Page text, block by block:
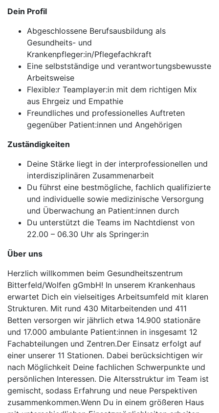
Dein Profil
Abgeschlossene Berufsausbildung als
Gesundheits- und
Krankenpfleger:in/Pflegefachkraft
Eine selbstständige und verantwortungsbewusste
Arbeitsweise
Flexible:r Teamplayer:in mit dem richtigen Mix
aus Ehrgeiz und Empathie
Freundliches und professionelles Auftreten
gegenüber Patient:innen und Angehörigen
Zuständigkeiten
Deine Stärke liegt in der interprofessionellen und
interdisziplinären Zusammenarbeit
Du führst eine bestmögliche, fachlich qualifizierte
und individuelle sowie medizinische Versorgung
und Überwachung an Patient:innen durch
Du unterstützt die Teams im Nachtdienst von
22.00 – 06.30 Uhr als Springer:in
Über uns
Herzlich willkommen beim Gesundheitszentrum
Bitterfeld/Wolfen gGmbH! In unserem Krankenhaus
erwartet Dich ein vielseitiges Arbeitsumfeld mit klaren
Strukturen. Mit rund 430 Mitarbeitenden und 411
Betten versorgen wir jährlich etwa 14.900 stationäre
und 17.000 ambulante Patient:innen in insgesamt 12
Fachabteilungen und Zentren.Der Einsatz erfolgt auf
einer unserer 11 Stationen. Dabei berücksichtigen wir
nach Möglichkeit Deine fachlichen Schwerpunkte und
persönlichen Interessen. Die Altersstruktur im Team ist
gemischt, sodass Erfahrung und neue Perspektiven
zusammenkommen.Wenn Du in einem größeren Haus